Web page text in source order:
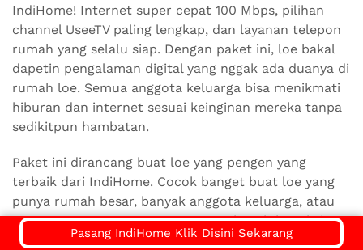
IndiHome! Internet super cepat 100 Mbps, pilihan
channel UseeTV paling lengkap, dan layanan telepon
rumah yang selalu siap. Dengan paket ini, loe bakal
dapetin pengalaman digital yang nggak ada duanya di
rumah loe. Semua anggota keluarga bisa menikmati
hiburan dan internet sesuai keinginan mereka tanpa
sedikitpun hambatan.
Paket ini dirancang buat loe yang pengen yang
terbaik dari IndiHome. Cocok banget buat loe yang
punya rumah besar, banyak anggota keluarga, atau
memang seorang power user yang butuh koneksi
paling stabil dan cepat untuk semua aktivitas online
Pasang IndiHome Klik Disini Sekarang